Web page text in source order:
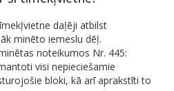
daļēji atbilst
minēto iemeslu dēļ.
noteikumos Nr. 445:
visi nepieciešamie
bloki, kā arī aprakstīti to